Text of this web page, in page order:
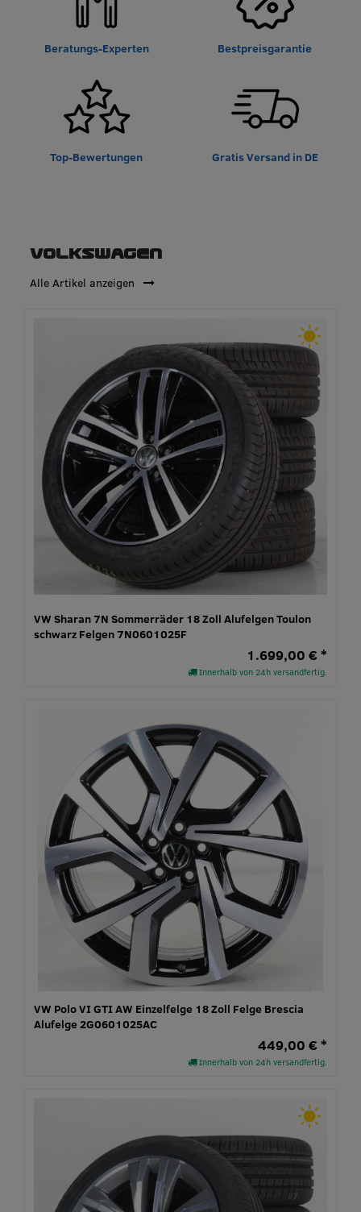
Beratungs-Experten Bestpreisgarantie
Top-Bewertungen Gratis Versand in DE
Volkswagen
Alle Artikel anzeigen
VW Sharan 7N Sommerräder 18 Zoll Alufelgen Toulon
schwarz Felgen 7N0601025F
Innerhalb von 24h versandfertig.
1.699,00 € *
VW Polo VI GTI AW Einzelfelge 18 Zoll Felge Brescia
Alufelge 2G0601025AC
Innerhalb von 24h versandfertig.
449,00 € *